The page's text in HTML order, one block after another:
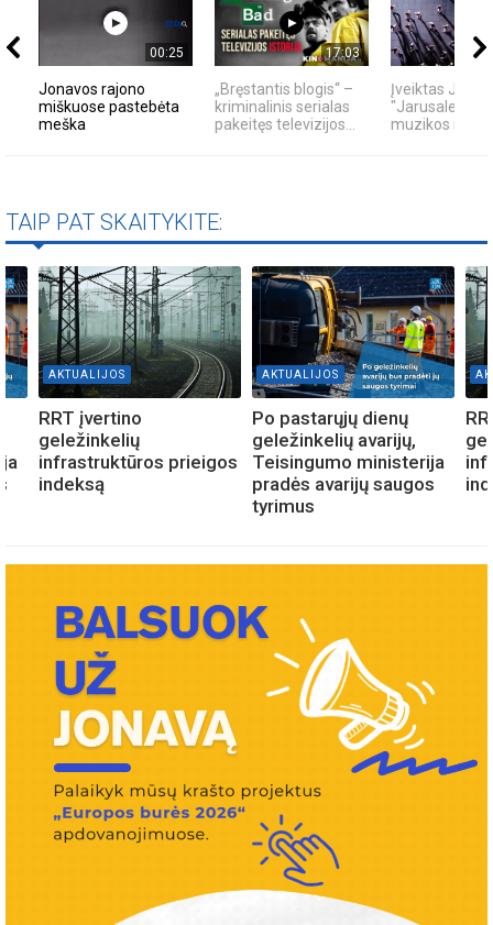
00:25
Jonavos rajono
miškuose pastebėta
meška
17:03
„Bręstantis blogis“ –
kriminalinis serialas
pakeitęs televizijos...
Įveiktas JKC
"Jarusalem"
muzikos ir
TAIP PAT SKAITYKITE:
AKTUALIJOS
RRT įvertino
geležinkelių
infrastruktūros prieigos
indeksą
AKTUALIJOS
Po pastarųjų dienų
geležinkelių avarijų,
Teisingumo ministerija
pradės avarijų saugos
tyrimus